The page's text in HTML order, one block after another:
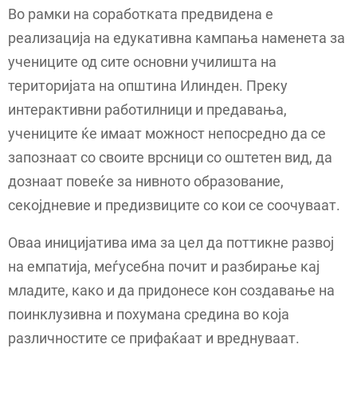
Во рамки на соработката предвидена е
реализација на едукативна кампања наменета за
учениците од сите основни училишта на
територијата на општина Илинден. Преку
интерактивни работилници и предавања,
учениците ќе имаат можност непосредно да се
запознаат со своите врсници со оштетен вид, да
дознаат повеќе за нивното образование,
секојдневие и предизвиците со кои се соочуваат.
Оваа иницијатива има за цел да поттикне развој
на емпатија, меѓусебна почит и разбирање кај
младите, како и да придонесе кон создавање на
поинклузивна и похумана средина во која
различностите се прифаќаат и вреднуваат.